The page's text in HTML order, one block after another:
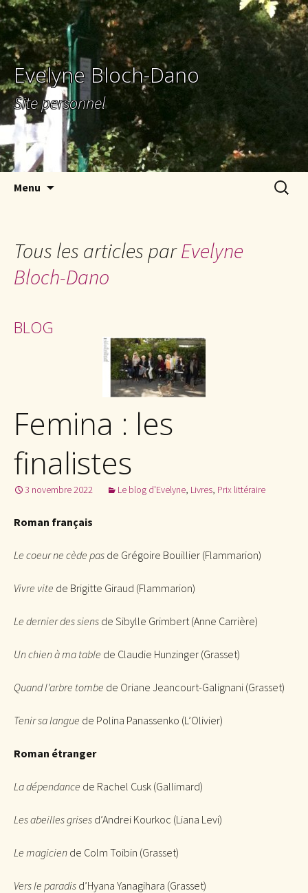
Evelyne Bloch-Dano
Site personnel
Menu
Tous les articles parEvelyne
Bloch-Dano
BLOG
Femina : les
finalistes
3 novembre 2022 Le blog d'Evelyne, Livres, Prix littéraire
Roman français
Le coeur ne cède pas de Grégoire Bouillier (Flammarion)
Vivre vite de Brigitte Giraud (Flammarion)
Le dernier des siens de Sibylle Grimbert (Anne Carrière)
Un chien à ma table de Claudie Hunzinger (Grasset)
Quand l’arbre tombe de Oriane Jeancourt-Galignani (Grasset)
Tenir sa langue de Polina Panassenko (L’Olivier)
Roman étranger
La dépendance de Rachel Cusk (Gallimard)
Les abeilles grises d’Andrei Kourkoc (Liana Levi)
Le magicien de Colm Toibin (Grasset)
Vers le paradis d’Hyana Yanagihara (Grasset)